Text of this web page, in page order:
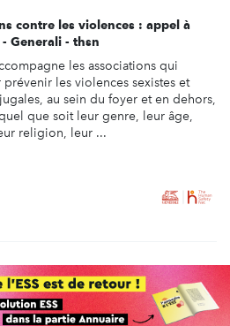
contre les violences : appel à
Generali - thsn
les associations qui
les violences sexistes et
au sein du foyer et en dehors,
que soit leur genre, leur âge,
religion, leur ...